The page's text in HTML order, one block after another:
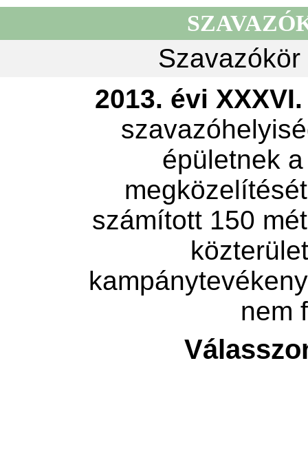
2013. évi
épületnek
számított 150
nem